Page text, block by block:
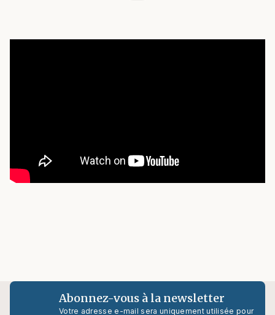
Abonnez-vous à la newsletter
Votre adresse e-mail sera uniquement utilisée pour